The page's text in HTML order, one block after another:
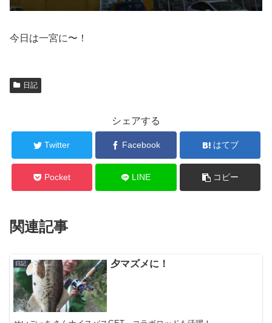
今日は一宮に〜！
日記
シェアする
Twitter Facebook はてブ
Pocket LINE コピー
関連記事
日記 夕マズメに！